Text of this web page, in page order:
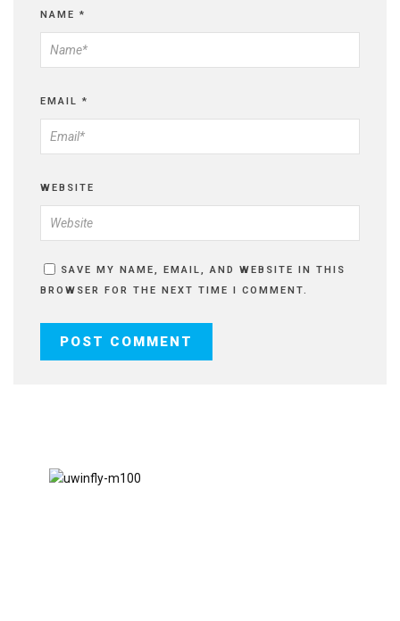
NAME *
EMAIL *
WEBSITE
SAVE MY NAME, EMAIL, AND WEBSITE IN THIS
BROWSER FOR THE NEXT TIME I COMMENT.